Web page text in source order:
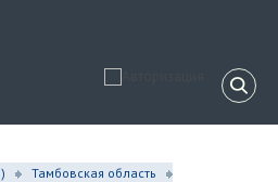
Тамбовская область